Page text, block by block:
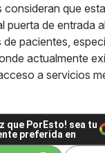
consideran que
puerta de entrada
de pacientes,
actualmente
a servicios
que PorEsto! sea tu
preferida en